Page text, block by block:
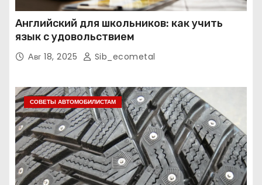
Английский для школьников: как учить
язык с удовольствием
Авг 18, 2025 Sib_ecometal
СОВЕТЫ АВТОМОБИЛИСТАМ